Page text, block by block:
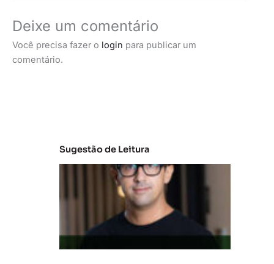
Deixe um comentário
Você precisa fazer o login para publicar um
comentário.
Sugestão de Leitura